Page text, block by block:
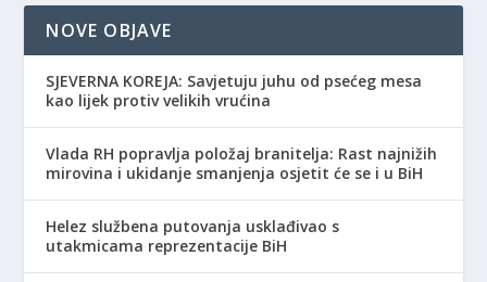
NOVE OBJAVE
SJEVERNA KOREJA: Savjetuju juhu od psećeg mesa
kao lijek protiv velikih vrućina
Vlada RH popravlja položaj branitelja: Rast najnižih
mirovina i ukidanje smanjenja osjetit će se i u BiH
Helez službena putovanja usklađivao s
utakmicama reprezentacije BiH